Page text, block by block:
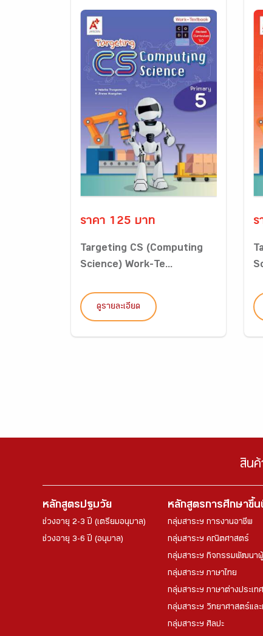
ราคา 125 บาท
Targeting CS (Computing
Science) Work-Te...
ดูรายละเอียด
ร
สินค้
หลักสูตรปฐมวัย
ช่วงอายุ 2-3 ปี (เตรียมอนุบาล)
ช่วงอายุ 3-6 ปี (อนุบาล)
หลักสูตรการศึกษาขึ้
กลุ่มสาระฯ การงานอาชีพ
กลุ่มสาระฯ คณิตศาสตร์
กลุ่มสาระฯ กิจกรรมพัฒนาผู้
กลุ่มสาระฯ ภาษาไทย
กลุ่มสาระฯ ภาษาต่างประเทศ
กลุ่มสาระฯ วิทยาศาสตร์และ
กลุ่มสาระฯ ศิลปะ